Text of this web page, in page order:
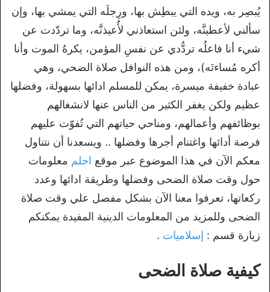
يُبصِر به، ويده التي يبطِش بها، ورِجلَه التي يمشي بها، وإن
سألني لأعطينَّه، ولئن استعاذني لأُعيذنَّه، وما تردّدت عن
شيء أنا فاعلُه تردُّدي عن نفسِ المؤمن، يكرهُ الموت وأنا
أكره مُساءتَه)، ومن هذه النوافل صلاة الضحي، وهي
عبادة خفيفة ميسرة، يمكن للمسلم ادائها بسهولة، وفضلها
عظيم ولكن يغفر الكثير من الناس عنها لانشغالهم
بوظائفهم وأعمالهم، ومناحي حياتهم التي تُفوّت عليهم
فرصة أدائها واغتنام أجرها وفضلها .. ويسعدنا أن نتناول
معكم الآن في هذا الموضوع عبر موقع احلم معلومات
حول وقت صلاة الضحى وفضلها وطريقة ادائها وعدد
ركعاتها، تعرفوا معنا الآن بشكل مفصل علي وقت صلاة
الضحى وللمزيد من المعلومات الدينية المفيدة يمكنكم
زيارة قسم : إسلاميات .
كيفية صلاة الضحى